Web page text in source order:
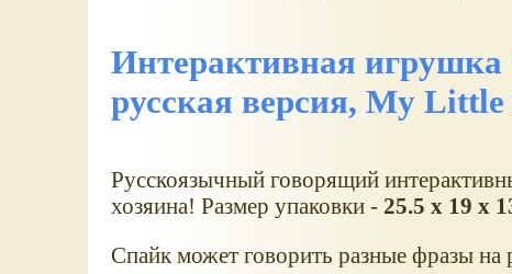
Интерактивная
русская версия, My
Русскоязычный говорящий
хозяина! Размер упаковки - 25.5 x 19 x
Спайк может говорить разные фразы на